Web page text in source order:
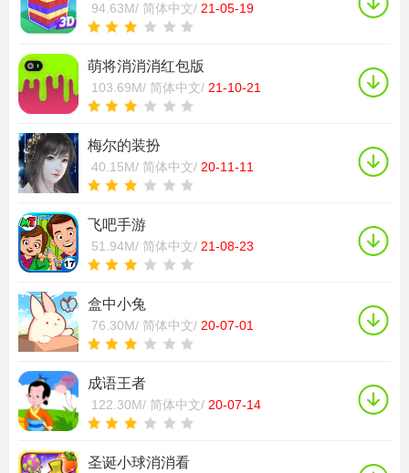
94.63M/ 简体中文/ 21-05-19
萌将消消消红包版
103.69M/ 简体中文/ 21-10-21
梅尔的装扮
40.15M/ 简体中文/ 20-11-11
飞吧手游
51.94M/ 简体中文/ 21-08-23
盒中小兔
76.30M/ 简体中文/ 20-07-01
成语王者
122.30M/ 简体中文/ 20-07-14
圣诞小球消消看